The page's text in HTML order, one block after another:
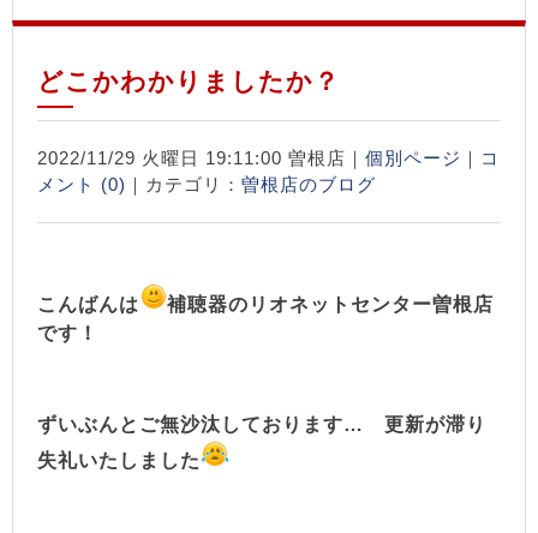
どこかわかりましたか？
2022/11/29 火曜日 19:11:00 曽根店｜ 個別ページ ｜ コ
メント (0) ｜カテゴリ： 曽根店のブログ
こんばんは
補聴器のリオネットセンター曽根店
です！
ずいぶんとご無沙汰しております… 更新が滞り
失礼いたしました